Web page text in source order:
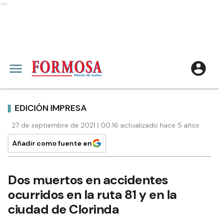
Ads
EDICIÓN IMPRESA
27 de septiembre de 2021 | 00:16 actualizado hace 5 años
Añadir como fuente en
Dos muertos en accidentes
ocurridos en la ruta 81 y en la
ciudad de Clorinda